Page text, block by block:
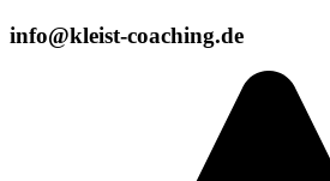
info@kleist-coaching.de